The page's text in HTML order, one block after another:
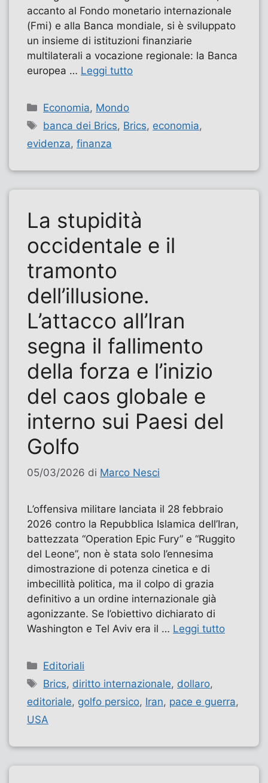
accanto al Fondo monetario internazionale
(Fmi) e alla Banca mondiale, si è sviluppato
un insieme di istituzioni finanziarie
multilaterali a vocazione regionale: la Banca
europea … Leggi tutto
Categorie
Economia, Mondo
Tag
banca dei Brics, Brics, economia,
evidenza, finanza
La stupidità
occidentale e il
tramonto
dell’illusione.
L’attacco all’Iran
segna il fallimento
della forza e l’inizio
del caos globale e
interno sui Paesi del
Golfo
05/03/2026 di Marco Nesci
L’offensiva militare lanciata il 28 febbraio
2026 contro la Repubblica Islamica dell’Iran,
battezzata “Operation Epic Fury” e “Ruggito
del Leone”, non è stata solo l’ennesima
dimostrazione di potenza cinetica e di
imbecillità politica, ma il colpo di grazia
definitivo a un ordine internazionale già
agonizzante. Se l’obiettivo dichiarato di
Washington e Tel Aviv era il … Leggi tutto
Categorie
Editoriali
Tag
Brics, diritto internazionale, dollaro,
editoriale, golfo persico, Iran, pace e guerra,
USA